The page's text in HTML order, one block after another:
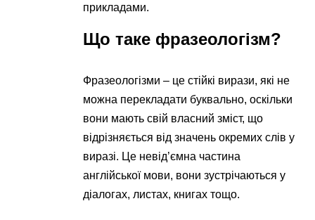
прикладами.
Що таке фразеологізм?
Фразеологізми – це стійкі вирази, які не
можна перекладати буквально, оскільки
вони мають свій власний зміст, що
відрізняється від значень окремих слів у
виразі. Це невід’ємна частина
англійської мови, вони зустрічаються у
діалогах, листах, книгах тощо.